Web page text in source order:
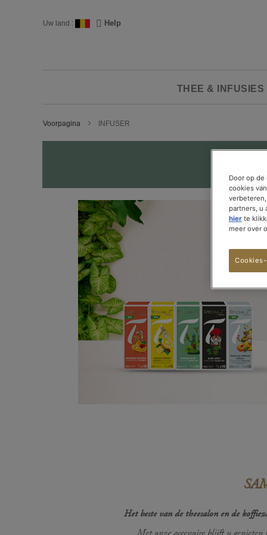
naarUw land : Taal Help
THEE & INFUSIES
Voorpagina INFUSER
Het beste van de theesalon en de
Door op
cookies
partners, u
hier te
meer over